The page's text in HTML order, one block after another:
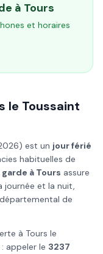
à Tours
et horaires
le Toussaint
) est un jour férié
habituelles de
à Tours assure
journée et la nuit,
de
à Tours le
appeler le 3237